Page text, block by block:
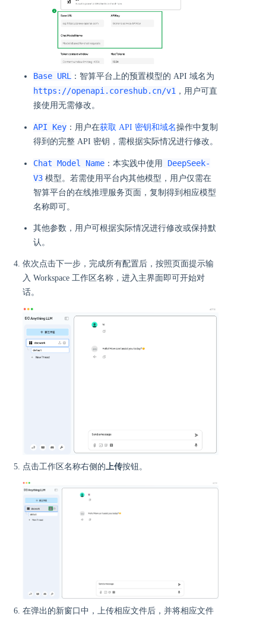
Base URL ：智算平台上的预置模型的 API 域名为
https://openapi.coreshub.cn/v1 ，用户可直
接使用无需修改。
API Key ：用户在获取 API 密钥和域名操作中复制
得到的完整 API 密钥，需根据实际情况进行修改。
Chat Model Name ：本实践中使用
DeepSeek-
V3 模型。若需使用平台内其他模型，用户仅需在
智算平台的在线推理服务页面，复制得到相应模型
名称即可。
其他参数，用户可根据实际情况进行修改或保持默
认。
依次点击下一步，完成所有配置后，按照页面提示输
入 Workspace 工作区名称，进入主界面即可开始对
话。
点击工作区名称右侧的 上传按钮。
在弹出的新窗口中，上传相应文件后，并将相应文件